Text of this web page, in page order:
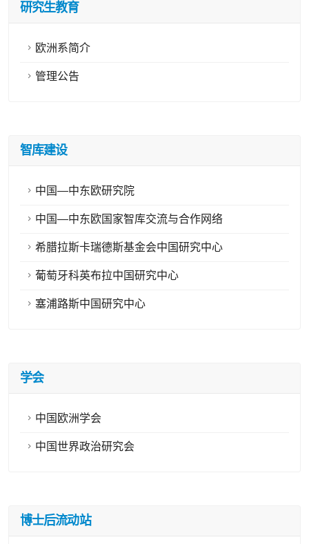
研究生教育
欧洲系简介
管理公告
智库建设
中国—中东欧研究院
中国—中东欧国家智库交流与合作网络
希腊拉斯卡瑞德斯基金会中国研究中心
葡萄牙科英布拉中国研究中心
塞浦路斯中国研究中心
学会
中国欧洲学会
中国世界政治研究会
博士后流动站